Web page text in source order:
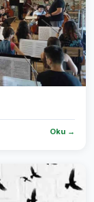
Oku →